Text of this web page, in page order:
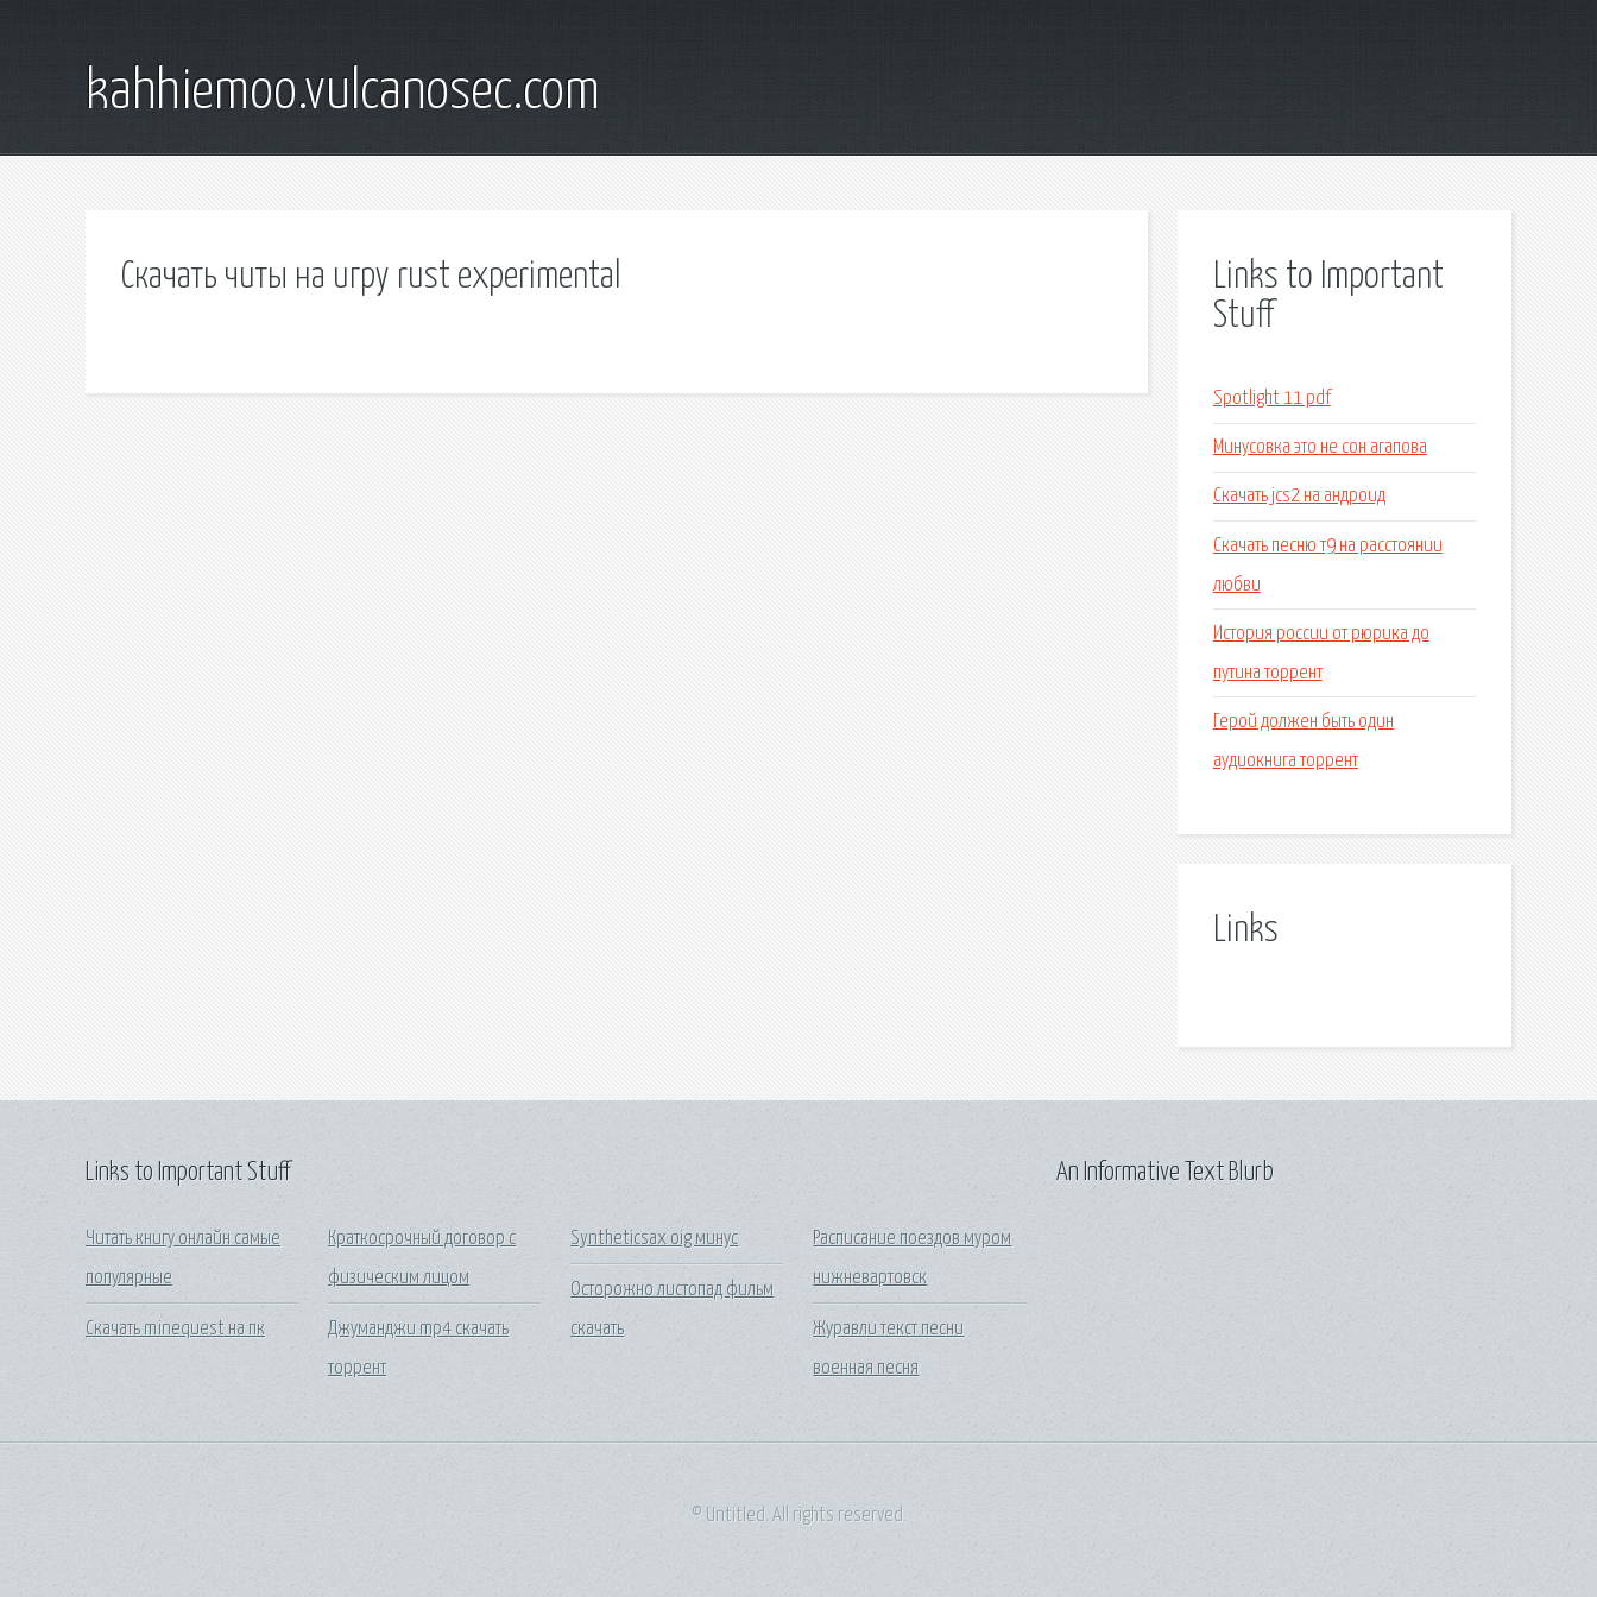
kahhiemoo.vulcanosec.com
Скачать читы на игру rust experimental
Links to Important
Stuff
Spotlight 11 pdf
Минусовка это не сон агапова
Скачать jcs2 на андроид
Скачать песню т9 на расстоянии
любви
История россии от рюрика до
путина торрент
Герой должен быть один
аудиокнига торрент
Links
Links to Important Stuff
Читать книгу онлайн самые
популярные
Скачать minequest на пк
Краткосрочный договор с
физическим лицом
Джуманджи mp4 скачать
торрент
Syntheticsax oig минус
Осторожно листопад фильм
скачать
Расписание поездов муром
нижневартовск
Журавли текст песни
военная песня
An Informative Text Blurb
© Untitled. All rights reserved.